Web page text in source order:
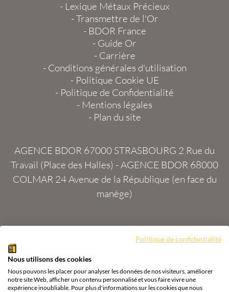
- Lexique Métaux Précieux
-Transmettre de l'Or
- BDOR France
- Guide Or
- Carrière
- Conditions générales d'utilisation
- Politique Cookie UE
- Politique de Confidentialité
- Mentions légales
- Plan du site
AGENCE BDOR 67000 STRASBOURG 2 Rue du
Travail (Place des Halles) -AGENCE BDOR 68000
COLMAR24 Avenue de la République (en face du
manège)
Tous droits réservés Agence BDOR ®
Cours or, achat
& vente or, argent
Politique de confidentialité
Nous utilisons des cookies
Nous pouvons les placer pour analyser les données de nos visiteurs, améliorer
notre site Web, afficher un contenu personnalisé et vous faire vivre une
expérience inoubliable. Pour plus d'informations sur les cookies que nous